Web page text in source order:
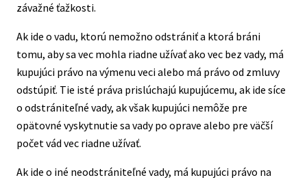
závažné ťažkosti.
Ak ide o vadu, ktorú nemožno odstrániť a ktorá bráni
tomu, aby sa vec mohla riadne užívať ako vec bez vady, má
kupujúci právo na výmenu veci alebo má právo od zmluvy
odstúpiť. Tie isté práva prislúchajú kupujúcemu, ak ide síce
o odstrániteľné vady, ak však kupujúci nemôže pre
opätovné vyskytnutie sa vady po oprave alebo pre väčší
počet vád vec riadne užívať.
Ak ide o iné neodstrániteľné vady, má kupujúci právo na